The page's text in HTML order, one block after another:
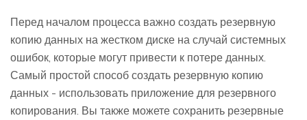
Перед началом процесса важно создать резервную
копию данных на жестком диске на случай системных
ошибок, которые могут привести к потере данных.
Самый простой способ создать резервную копию
данных - использовать приложение для резервного
копирования. Вы также можете сохранить резервные